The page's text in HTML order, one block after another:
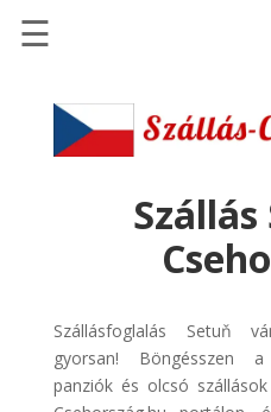
Szállások
Szállásinfo.eu
pénzvisszatérítéssel
Discover
Cars
☰
Szállásfoglalás Setuň
gyorsan! Böngésszen
panziók és olcsó